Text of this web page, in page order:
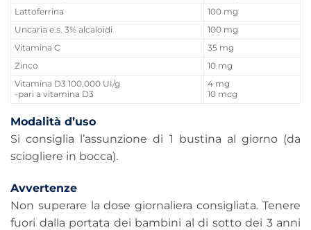
Lattoferrina
100 mg
Uncaria e.s. 3% alcaloidi
100 mg
Vitamina C
35 mg
Zinco
10 mg
Vitamina D3 100,000 UI/g
-pari a vitamina D3
4 mg
10 mcg
Modalità d’uso
Si consiglia l’assunzione di 1 bustina al giorno (da
sciogliere in bocca).
Avvertenze
Non superare la dose giornaliera consigliata. Tenere
fuori dalla portata dei bambini al di sotto dei 3 anni